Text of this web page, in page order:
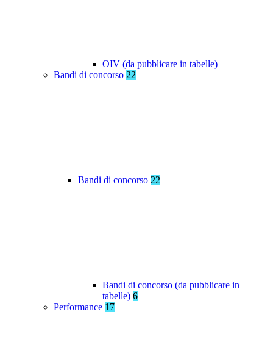
OIV (da pubblicare in tabelle)
Bandi di concorso 22
Bandi di concorso 22
Bandi di concorso (da pubblicare in
tabelle) 6
Performance 17